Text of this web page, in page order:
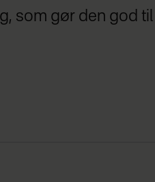
som gør den god